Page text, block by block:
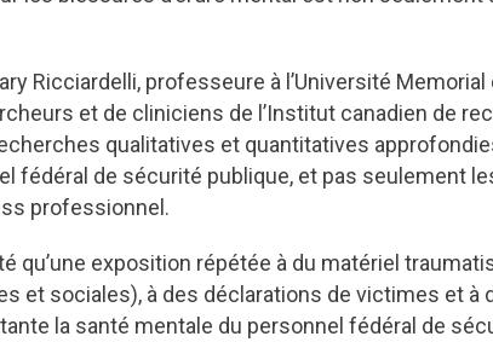
Ricciardelli, professeure à l’Université Memorial
et de cliniciens de l’Institut canadien de
qualitatives et quantitatives
fédéral de sécurité publique, et pas seulement
professionnel.
qu’une exposition répétée à du matériel
et sociales), à des déclarations de victimes et à
la santé mentale du personnel fédéral de